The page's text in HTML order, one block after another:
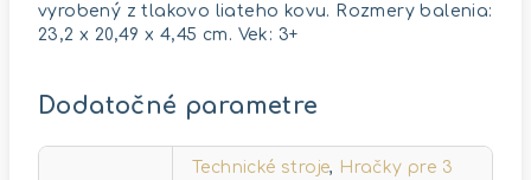
vyrobený z tlakovo liateho kovu. Rozmery balenia:
23,2 x 20,49 x 4,45 cm. Vek: 3+
Dodatočné parametre
Technické stroje, Hračky pre 3